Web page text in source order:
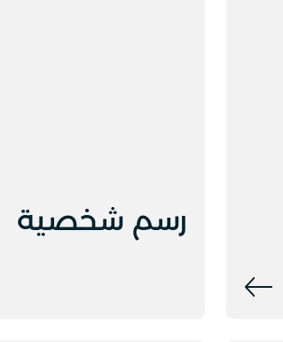
رسم شخصية